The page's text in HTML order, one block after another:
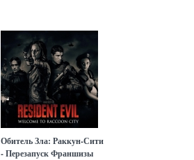
Обитель Зла: Раккун-Сити
- Перезапуск Франшизы